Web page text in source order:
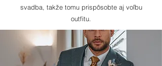
svadba, takže tomu prispôsobte aj voľbu
outfitu.